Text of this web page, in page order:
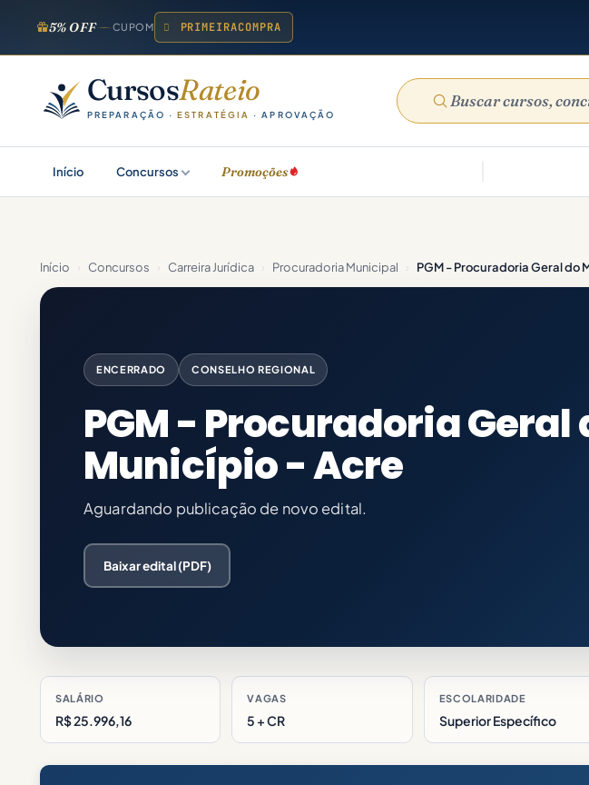
5% OFF CUPOM PRIMEIRACOMPRA
CursosRateio
PREPARAÇÃO ·ESTRATÉGIA · APROVAÇÃO
Início Concursos Promoções
Início › Concursos › Carreira Jurídica › Procuradoria Municipal › PGM - Procuradoria Geral do
ENCERRADO CONSELHO REGIONAL
PGM - Procuradoria Geral
Município - Acre
Aguardando publicação de novo edital.
Baixar edital (PDF)
SALÁRIO
R$ 25.996,16
VAGAS
5 + CR
ESCOLARIDADE
Superior Específico